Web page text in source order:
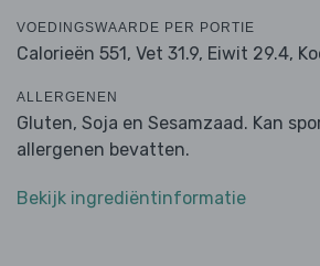
VOEDINGSWAARDE PER PORTIE
Calorieën 551, Vet 31.9, Eiwit 29.4,
ALLERGENEN
Gluten, Soja en Sesamzaad. Kan
allergenen bevatten.
Bekijk ingrediëntinformatie